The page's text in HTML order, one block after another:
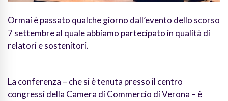
Ormai è passato qualche giorno dall’evento dello scorso
7 settembre al quale abbiamo partecipato in qualità di
relatori e sostenitori.
La conferenza – che si è tenuta presso il centro
congressi della Camera di Commercio di Verona – è